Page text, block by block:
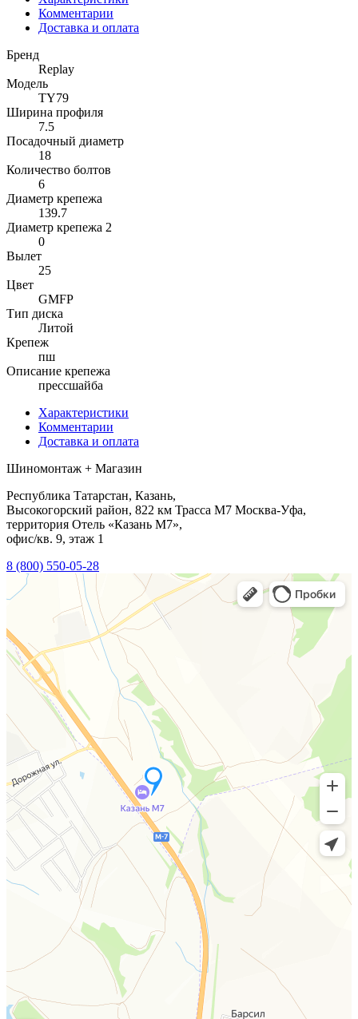
Комментарии
Доставка и оплата
Бренд
Replay
Модель
TY79
Ширина профиля
7.5
Посадочный диаметр
18
Количество болтов
6
Диаметр крепежа
139.7
Диаметр крепежа 2
0
Вылет
25
Цвет
GMFP
Тип диска
Литой
Крепеж
пш
Описание крепежа
прессшайба
Характеристики
Комментарии
Доставка и оплата
Шиномонтаж + Магазин
Республика Татарстан, Казань,
Высокогорский район, 822 км Трасса М7 Москва-Уфа,
территория Отель «Казань М7»,
офис/кв. 9, этаж 1
8 (800) 550-05-28